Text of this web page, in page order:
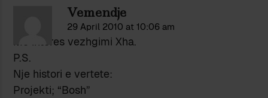
Vemendje
29 April 2010 at 10:06 am
Me interes vezhgimi Xha.
P.S.
Nje histori e vertete:
Projekti; “Bosh”